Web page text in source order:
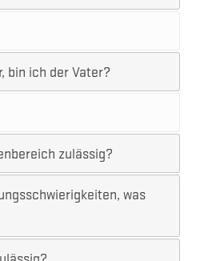
bin ich der Vater?
zulässig?
was